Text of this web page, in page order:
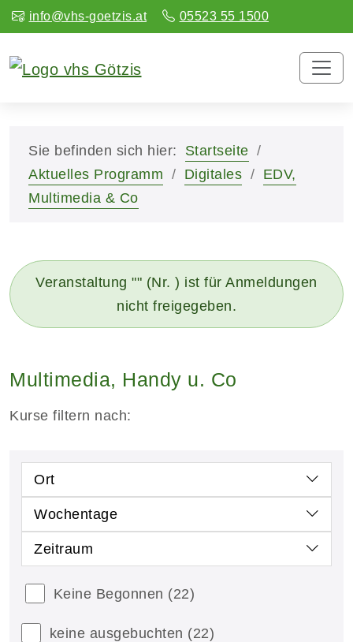
info@vhs-goetzis.at 05523 55 1500
Sie befinden sich hier:
Startseite
Aktuelles Programm
Digitales
EDV,
Multimedia & Co
Veranstaltung "" (Nr. ) ist für Anmeldungen
nicht freigegeben.
Multimedia, Handy u. Co
Kurse filtern nach:
Ort
Wochentage
Zeitraum
Keine Begonnen (22)
keine ausgebuchten (22)